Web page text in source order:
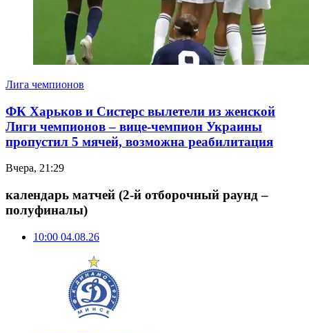
Лига чемпионов
ФК Харьков и Систерс вылетели из женской
Лиги чемпионов – вице-чемпион Украины
пропустил 5 мячей, возможна реабилитация
Вчера, 21:29
календарь матчей (2-й отборочный раунд –
полуфиналы)
10:00 04.08.26